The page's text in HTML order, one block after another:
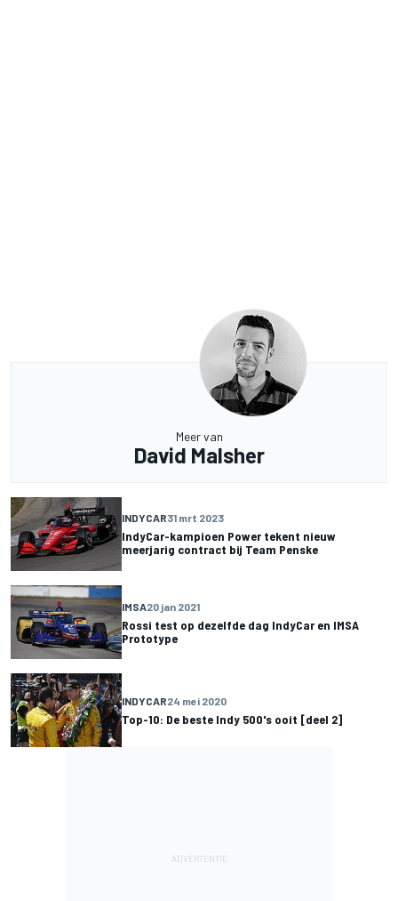
Meer van
David Malsher
INDYCAR31 mrt 2023
IndyCar-kampioen Power tekent nieuw
meerjarig contract bij Team Penske
IMSA20 jan 2021
Rossi test op dezelfde dag IndyCar en IMSA
Prototype
INDYCAR24 mei 2020
Top-10: De beste Indy 500's ooit [deel 2]